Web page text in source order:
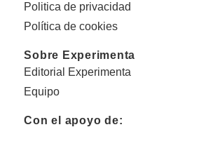
Politica de privacidad
Política de cookies
Sobre Experimenta
Editorial Experimenta
Equipo
Con el apoyo de: